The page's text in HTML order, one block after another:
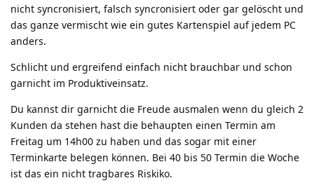
nicht syncronisiert, falsch syncronisiert oder gar gelöscht und
das ganze vermischt wie ein gutes Kartenspiel auf jedem PC
anders.
Schlicht und ergreifend einfach nicht brauchbar und schon
garnicht im Produktiveinsatz.
Du kannst dir garnicht die Freude ausmalen wenn du gleich 2
Kunden da stehen hast die behaupten einen Termin am
Freitag um 14h00 zu haben und das sogar mit einer
Terminkarte belegen können. Bei 40 bis 50 Termin die Woche
ist das ein nicht tragbares Riskiko.